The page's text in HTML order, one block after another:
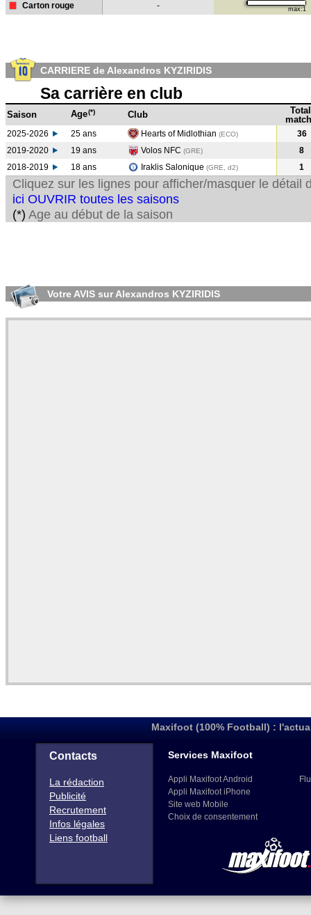
Carton rouge - max:1
CARRIERE de Alexandros KYZIRIDIS
Sa carrière en club
Saison Age(*) Club
Total
2025-2026 25 ans Hearts of Midlothian (ECO)
36
2019-2020
19 ans Volos NFC (GRE)
8
2018-2019
18 ans Iraklis Salonique (GRE, d2) 1
Cliquez sur les lignes pour afficher/masquer le détail
ici OUVRIR toutes les saisons
(*) Age au début de la saison
Votre AVIS sur Alexandros KYZIRIDIS
Maxifoot (100% Football) :
Contacts
La rédaction
Publicité
Recrutement
Infos légales
Liens football
Services Maxifoot
Appli Maxifoot Android
Appli Maxifoot iPhone
Site web Mobile
Choix de consentement